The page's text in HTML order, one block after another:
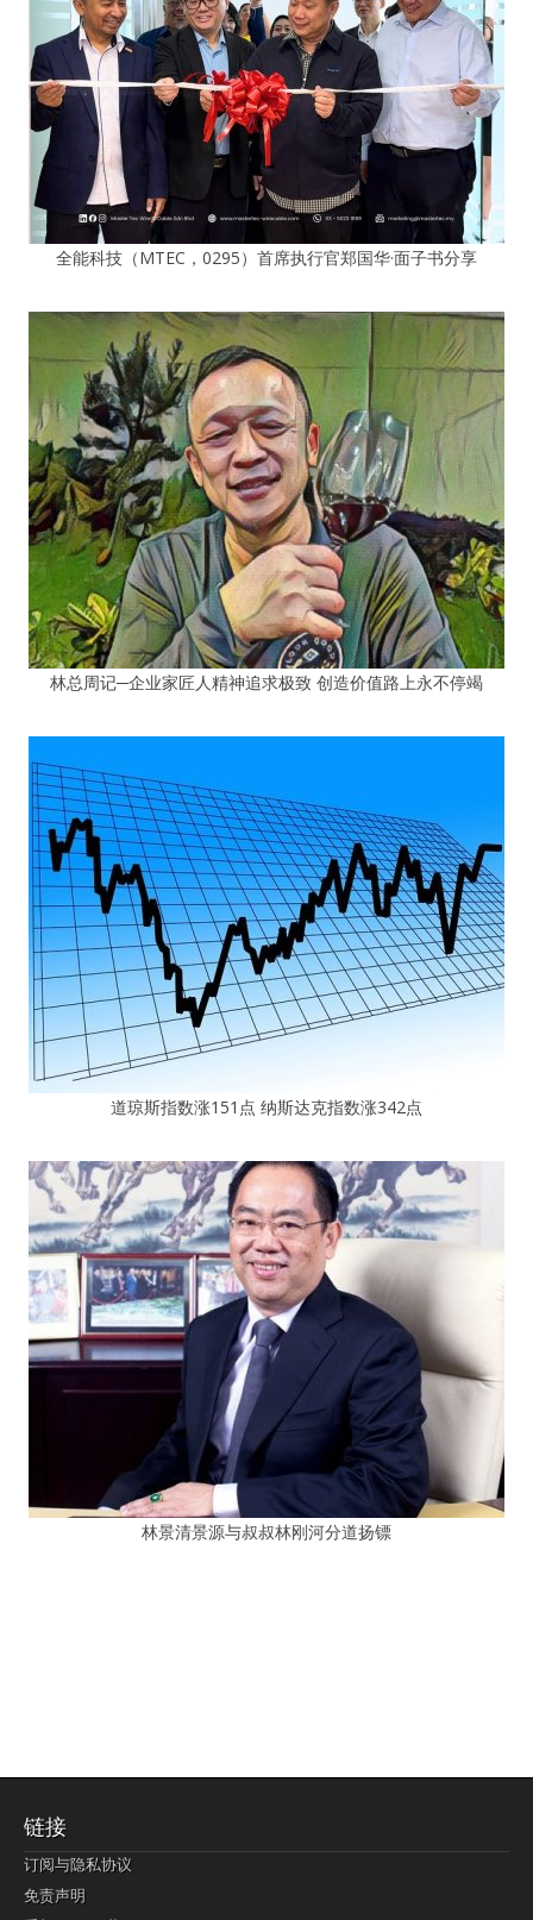
全能科技（MTEC，0295）首席执行官郑国华·面子书分享
林总周记─企业家匠人精神追求极致 创造价值路上永不停竭
道琼斯指数涨151点 纳斯达克指数涨342点
林景清景源与叔叔林刚河分道扬镖
链接
订阅与隐私协议
免责声明